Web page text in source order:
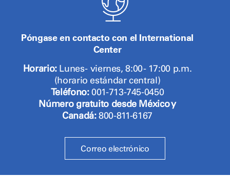
Póngase en contacto con el International
Center
Horario:Lunes - viernes, 8:00 - 17:00 p.m.
(horario estándar central)
Teléfono:001-713-745-0450
Número gratuito desde México y
Canadá: 800-811-6167
Correo electrónico